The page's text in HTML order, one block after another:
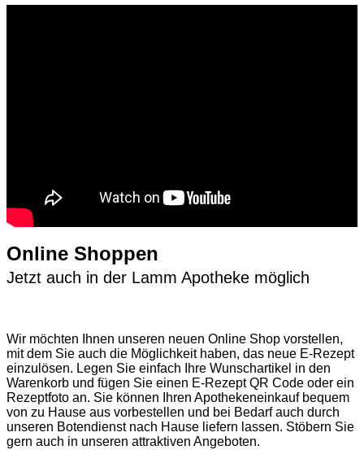
Online Shoppen
Jetzt auch in der Lamm Apotheke möglich
Wir möchten Ihnen unseren neuen Online Shop vorstellen,
mit dem Sie auch die Möglichkeit haben, das neue E-Rezept
einzulösen. Legen Sie einfach Ihre Wunschartikel in den
Warenkorb und fügen Sie einen E-Rezept QR Code oder ein
Rezeptfoto an. Sie können Ihren Apothekeneinkauf bequem
von zu Hause aus vorbestellen und bei Bedarf auch durch
unseren Botendienst nach Hause liefern lassen. Stöbern Sie
gern auch in unseren attraktiven Angeboten.